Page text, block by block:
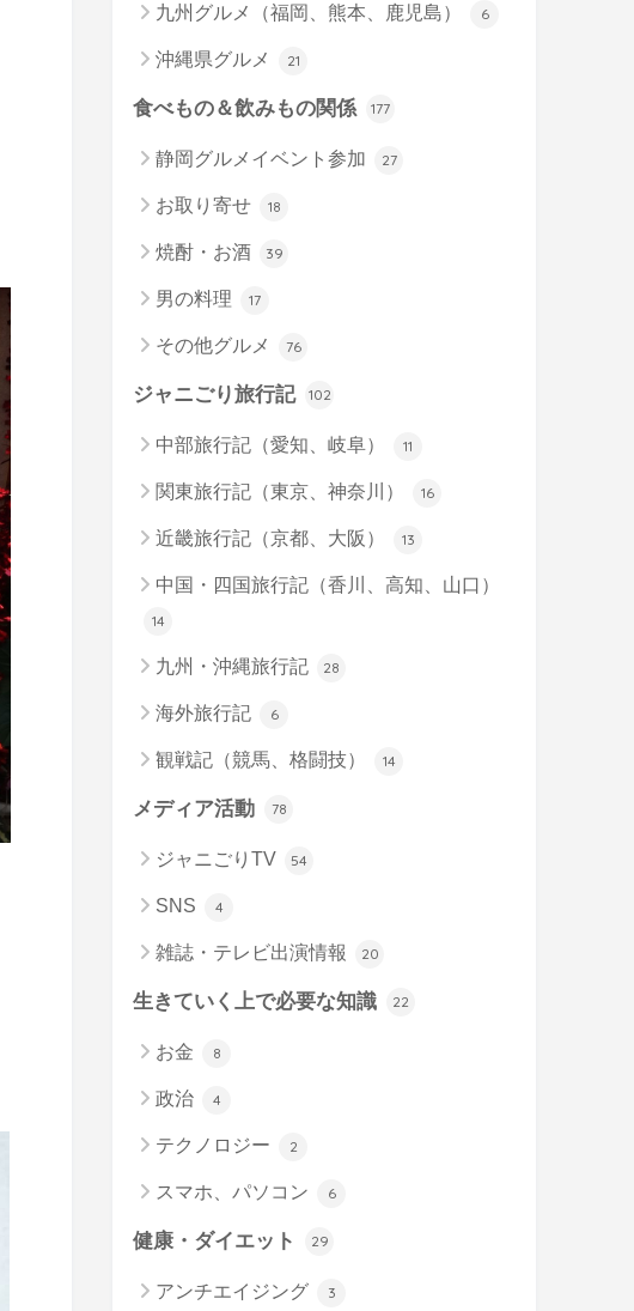
九州グルメ（福岡、熊本、鹿児島） 6
沖縄県グルメ 21
食べもの＆飲みもの関係 177
静岡グルメイベント参加 27
お取り寄せ 18
焼酎・お酒 39
男の料理 17
その他グルメ 76
ジャニごり旅行記 102
中部旅行記（愛知、岐阜） 11
関東旅行記（東京、神奈川） 16
近畿旅行記（京都、大阪） 13
中国・四国旅行記（香川、高知、山口）
14
九州・沖縄旅行記 28
海外旅行記 6
観戦記（競馬、格闘技） 14
メディア活動 78
ジャニごりTV 54
SNS 4
雑誌・テレビ出演情報 20
生きていく上で必要な知識 22
お金 8
政治 4
テクノロジー 2
スマホ、パソコン 6
健康・ダイエット 29
アンチエイジング 3